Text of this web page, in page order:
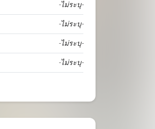
-ไม่ระบุ-
-ไม่ระบุ-
-ไม่ระบุ-
-ไม่ระบุ-